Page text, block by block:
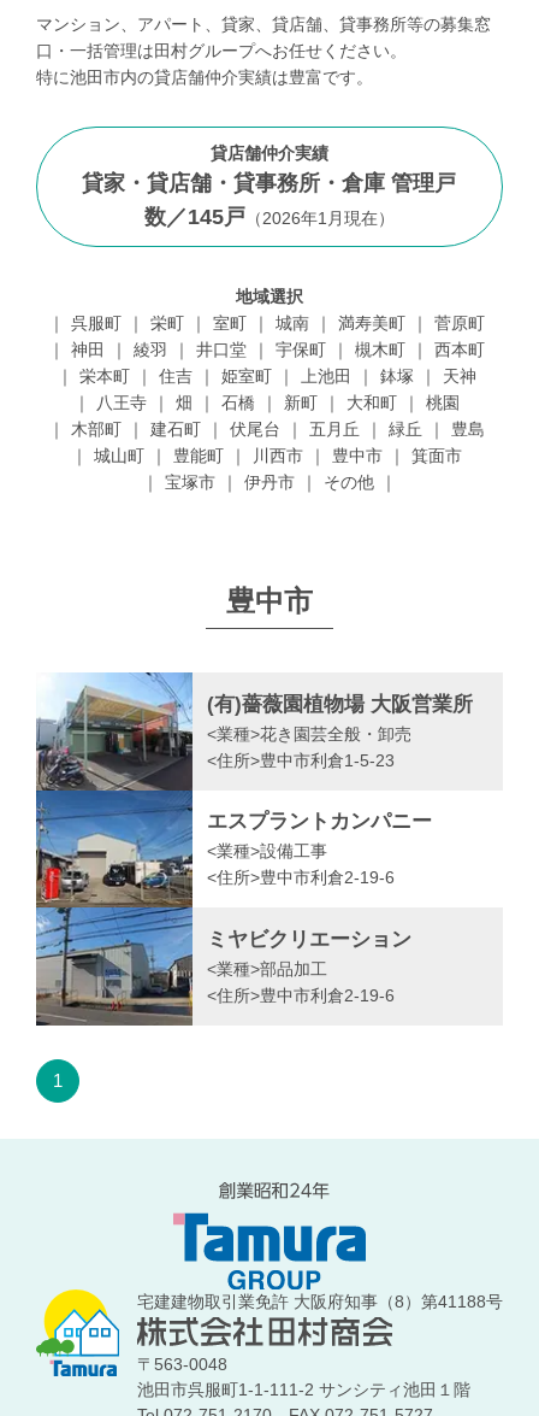
マンション、アパート、貸家、貸店舗、貸事務所等の募集窓
口・一括管理は田村グループへお任せください。
特に池田市内の貸店舗仲介実績は豊富です。
貸店舗仲介実績
貸家・貸店舗・貸事務所・倉庫 管理戸
数／145戸 （2026年1月現在）
地域選択
呉服町
栄町 室町 城南 満寿美町
菅原町
神田
綾羽 井口堂 宇保町 槻木町
西本町
栄本町
住吉 姫室町 上池田 鉢塚
天神
八王寺
畑 石橋 新町 大和町
桃園
木部町
建石町 伏尾台 五月丘 緑丘
豊島
城山町
豊能町 川西市 豊中市
箕面市
宝塚市
伊丹市 その他
豊中市
(有)薔薇園植物場 大阪営業所
<業種>花き園芸全般・卸売
<住所>豊中市利倉1-5-23
エスプラントカンパニー
<業種>設備工事
<住所>豊中市利倉2-19-6
ミヤビクリエーション
<業種>部品加工
<住所>豊中市利倉2-19-6
1
宅建建物取引業免許 大阪府知事（8）第41188号
〒563-0048
池田市呉服町1-1-111-2 サンシティ池田１階